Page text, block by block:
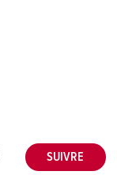
SUIVRE